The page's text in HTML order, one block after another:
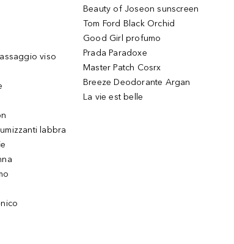
viso
labbra
Beauty of Joseon sunscreen
Tom Ford Black Orchid
Good Girl profumo
Prada Paradoxe
Master Patch Cosrx
Breeze Deodorante Argan
La vie est belle